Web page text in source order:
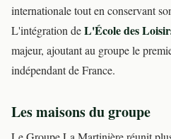
internationale tout en conservant
L'intégration deL'École des
majeur, ajoutant au groupe le
indépendant de France.
Les maisons du groupe